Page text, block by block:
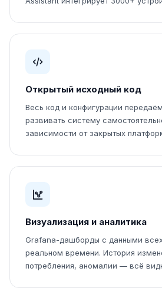
Открытый исходный код
Весь код и конфигурации
развивать систему
зависимости от закрытых
Визуализация и аналитика
Grafana-дашборды с данными
реальном времени. История
потребления, аномалии — всё